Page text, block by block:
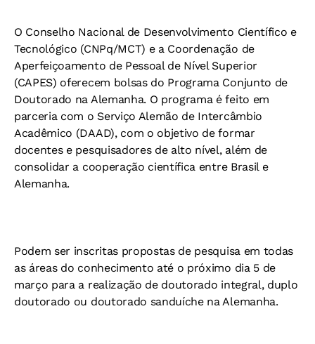
O Conselho Nacional de Desenvolvimento Científico e
Tecnológico (CNPq/MCT) e a Coordenação de
Aperfeiçoamento de Pessoal de Nível Superior
(CAPES) oferecem bolsas do Programa Conjunto de
Doutorado na Alemanha. O programa é feito em
parceria com o Serviço Alemão de Intercâmbio
Acadêmico (DAAD), com o objetivo de formar
docentes e pesquisadores de alto nível, além de
consolidar a cooperação científica entre Brasil e
Alemanha.
Podem ser inscritas propostas de pesquisa em todas
as áreas do conhecimento até o próximo dia 5 de
março para a realização de doutorado integral, duplo
doutorado ou doutorado sanduíche na Alemanha.